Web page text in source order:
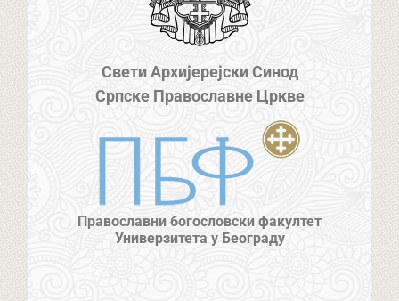
Свети Архијерејски Синод
Српске Православне Цркве
Православни богословски факултет
Универзитета у Београду